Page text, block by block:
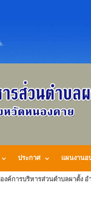
ประกาศ แผนงานอ
องค์การบริหารส่วนตำบลผาตั้ง